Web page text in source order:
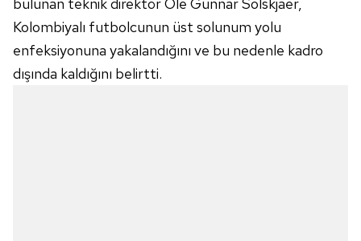
Kolombiyalı futbolcunun üst solunum yolu
enfeksiyonuna yakalandığını ve bu nedenle kadro
dışında kaldığını belirtti.